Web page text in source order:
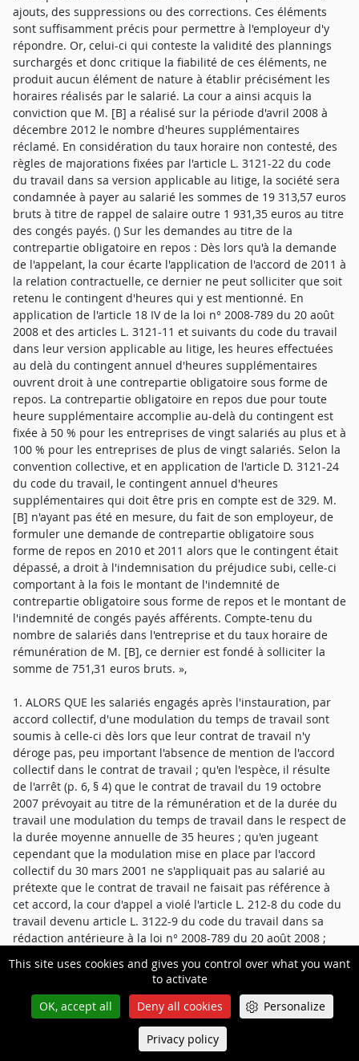
This site uses cookies and gives you control over what you want
to activate
OK, accept all
Deny all cookies Personalize
Privacy policy
1. ALORS QUE les salariés engagés après l'instauration, par
accord collectif, d'une modulation du temps de travail sont
soumis à celle-ci dès lors que leur contrat de travail n'y
déroge pas, peu important l'absence de mention de l'accord
collectif dans le contrat de travail ; qu'en l'espèce, il résulte
de l'arrêt (p. 6, § 4) que le contrat de travail du 19 octobre
2007 prévoyait au titre de la rémunération et de la durée du
travail une modulation du temps de travail dans le respect de
la durée moyenne annuelle de 35 heures ; qu'en jugeant
cependant que la modulation mise en place par l'accord
collectif du 30 mars 2001 ne s'appliquait pas au salarié au
prétexte que le contrat de travail ne faisait pas référence à
cet accord, la cour d'appel a violé l'article L. 212-8 du code du
travail devenu article L. 3122-9 du code du travail dans sa
rédaction antérieure à la loi n° 2008-789 du 20 août 2008 ;
2. ALORS QU'une clause du contrat de travail reste applicable
tant qu'elle n'a pas été modifiée ; qu'en l'espèce, la cour
d'appel a constaté que le contrat de travail du 19 octobre
2007 prévoyait au titre de la rémunération et de la durée du
travail une modulation du temps de travail dans le respect de
la durée moyenne annuelle de 35 heures et que l'avenant de